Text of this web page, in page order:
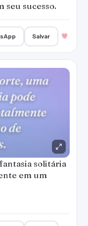
seu sucesso.
Salvar
solitária
em um